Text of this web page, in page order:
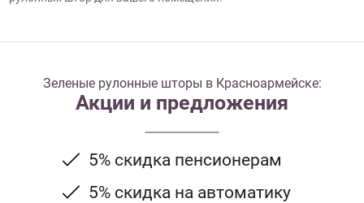
Зеленые рулонные шторы в Красноармейске:
Акции и предложения
5% скидка пенсионерам
5% скидка на автоматику